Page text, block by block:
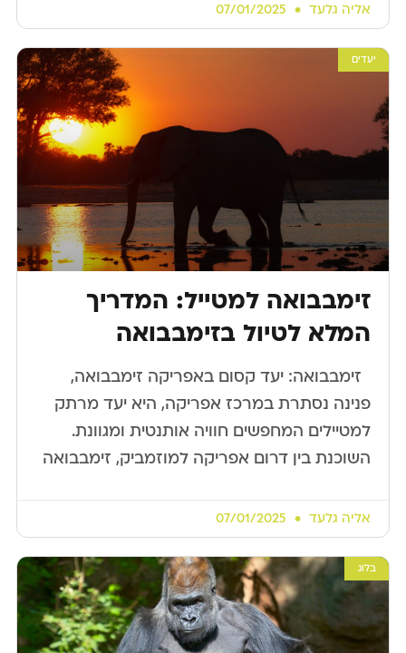
אליה גלעד
יעדים
זימבבואה למטייל: המדריך
המלא לטיול בזימבבואה
​ ​ זימבבואה: יעד קסום באפריקה זימבבואה,
פנינה נסתרת במרכז אפריקה, היא יעד מרתק
למטיילים המחפשים חוויה אותנטית ומגוונת.
השוכנת בין דרום אפריקה למוזמביק, זימבבואה
אליה גלעד
בלוג